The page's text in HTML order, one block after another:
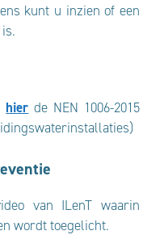
kunt u inzien of een
hier de NEN 1006-2015
van ILenT waarin
wordt toegelicht.